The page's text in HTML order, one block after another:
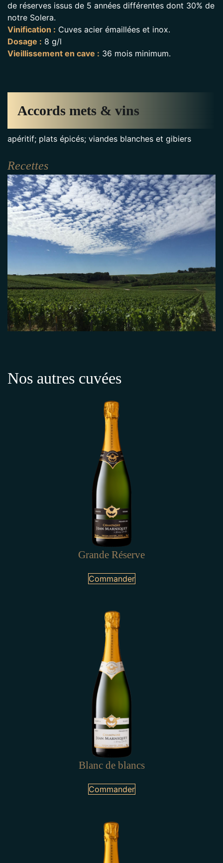
de réserves issus de 5 années différentes dont 30% de
notre Solera.
Vinification : Cuves acier émaillées et inox.
Dosage : 8 g/l
Vieillissement en cave : 36 mois minimum.
Accords mets & vins
apéritif; plats épicés; viandes blanches et gibiers
Recettes
Nos autres cuvées
Grande Réserve
Commander
Blanc de blancs
Commander